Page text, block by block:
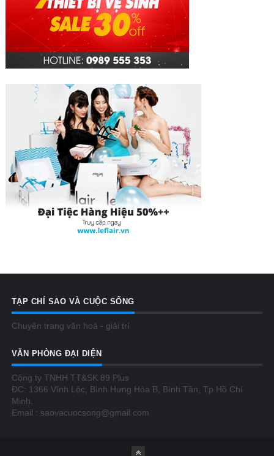
TẠP CHÍ SAO VÀ CUỘC SỐNG
Chuyên trang văn hoá - giải trí
VĂN PHÒNG ĐẠI DIỆN
Công ty TNHH TT&SK 89 Plus
ĐC: 1366 Vĩnh Lộc, Bình Hưng Hòa B, Bình Tân, Tp Hồ Chí
Minh.
Email : saovacuocsong@gmail.com